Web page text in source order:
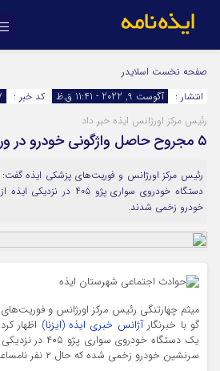
اینستاگرام
سروش
آپارات
رمز عبور
مرا به خاطر بسپار
صفحه نخست اسلایدر
انتشار :
آگوست 9, 2022 - 11:41 ق.ظ کد خبر :
رئیس مرکز اورژانس ایذه خبر داد
۵ مجروح حاصل واژگونی خودرو در ورودی ایذه
رئیس مرکز اورژانس و فوریت‌های پزشکی ایذه
خودرو زخمی شدند.
میثم چهارتنگی رئیس مرکز اورژانس و
گو با خبرنگارآژانس خبری ایذه (ایزنا) اظهار
سرنشین خودرو زخمی شده که حال ۲ نفر نامساعد گزارش شد.